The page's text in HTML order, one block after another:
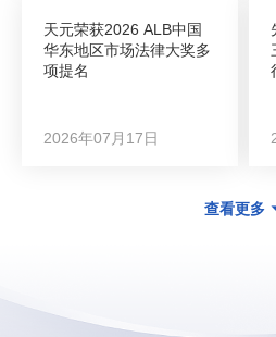
天元荣获2026 ALB中国
华东地区市场法律大奖多
项提名
2026年07月17日
查看更多